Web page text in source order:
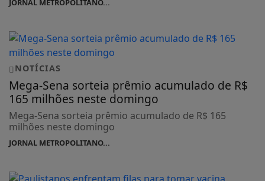
JORNAL METROPOLITANO...
NOTÍCIAS
Mega-Sena sorteia prêmio acumulado de R$
165 milhões neste domingo
Mega-Sena sorteia prêmio acumulado de R$ 165
milhões neste domingo
JORNAL METROPOLITANO...